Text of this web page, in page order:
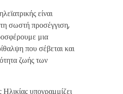
είναι
σωστή προσέγγιση,
μια
που σέβεται και
ζωής των
υπογραμμίζει